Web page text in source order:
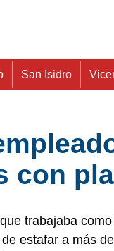
San Isidro
con
trabajaba
estafar a más